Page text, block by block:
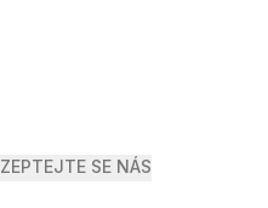
ZEPTEJTE SE NÁS